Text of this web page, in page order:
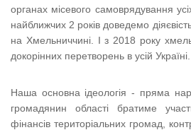
органах місевого самоврядування
найближчих 2 років доведемо
на Хмельниччині. І з 2018 року
докорінних перетворень в усій Україні.
Наша основна ідеологія - пряма
громадянин області братиме
фінансів територіальних громад,